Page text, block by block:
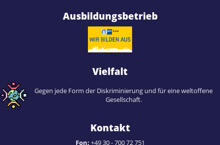
Ausbildungsbetrieb
Vielfalt
Gegen jede Form der Diskriminierung und für eine weltoffene
Gesellschaft.
Kontakt
Fon: +49 30 - 700 72 751